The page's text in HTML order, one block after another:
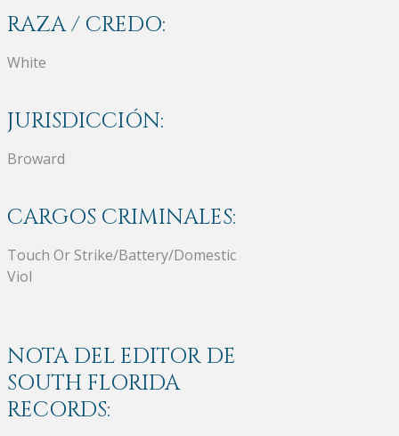
RAZA / CREDO:
White
JURISDICCIÓN:
Broward
CARGOS CRIMINALES:
Touch Or Strike/Battery/Domestic
Viol
NOTA DEL EDITOR DE
SOUTH FLORIDA
RECORDS: